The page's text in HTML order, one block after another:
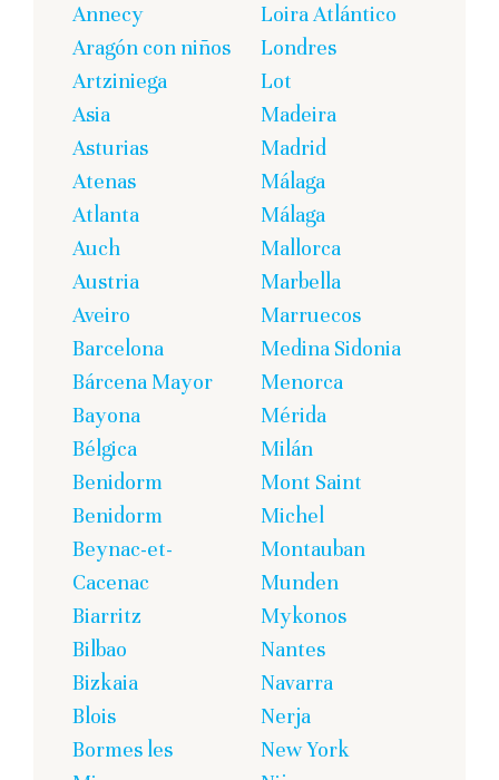
Annecy
Aragón con niños
Artziniega
Asia
Asturias
Atenas
Atlanta
Auch
Austria
Aveiro
Barcelona
Bárcena Mayor
Bayona
Bélgica
Benidorm
Benidorm
Beynac-et-
Cacenac
Biarritz
Bilbao
Bizkaia
Blois
Bormes les
Loira Atlántico
Londres
Lot
Madeira
Madrid
Málaga
Málaga
Mallorca
Marbella
Marruecos
Medina Sidonia
Menorca
Mérida
Milán
Mont Saint
Michel
Montauban
Munden
Mykonos
Nantes
Navarra
Nerja
New York